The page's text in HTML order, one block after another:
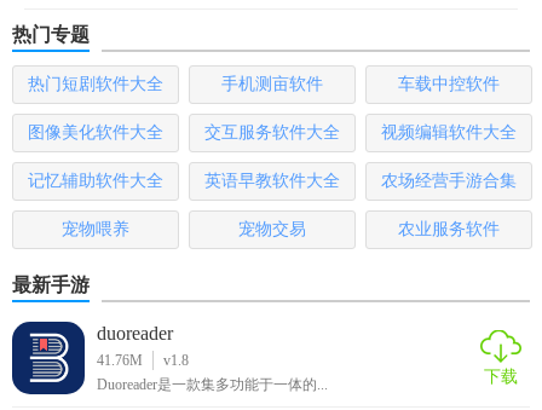
3. 升级系统：通过游戏获得的金币和钻石，可以升级角色、
武器和防御设施，提升战斗力。
4. 限时活动：参与游戏内的限时活动，获取稀有奖励和限定
皮肤。
5. 排行榜系统：查看全球玩家排名，与全球玩家一较高下。
弹射之王游戏汉化版点评
弹射之王游戏汉化版以其丰富的玩法、精美的画面和有趣的
策略元素，为玩家带来了一场别开生面的弹射冒险。汉化版
的推出更是大大降低了语言门槛，让国内外玩家都能轻松享
受游戏的乐趣。无论是休闲玩家还是策略爱好者，都能在这
热门专题
热门短剧软件大全 手机测亩软件 车载中控软件
图像美化软件大全 交互服务软件大全 视频编辑软件大全
记忆辅助软件大全 英语早教软件大全 农场经营手游合集
宠物喂养 宠物交易 农业服务软件
最新手游
duoreader
41.76M
v1.8
Duoreader是一款集多功能于一体的...
下载